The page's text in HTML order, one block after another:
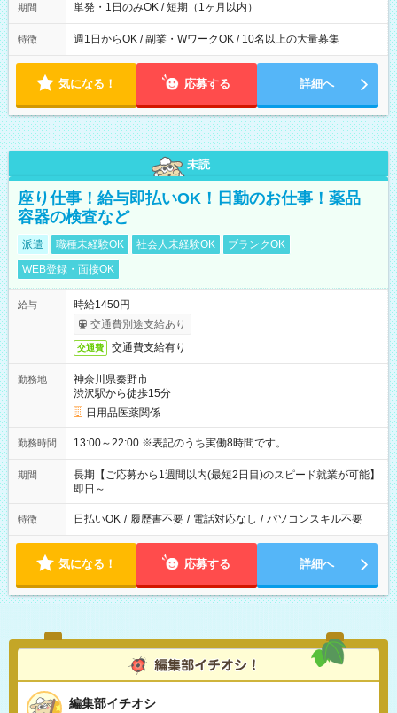
期間 単発・1日のみOK / 短期（1ヶ月以内）
特徴 週1日からOK / 副業・WワークOK / 10名以上の大量募集
気になる！ 応募する 詳細へ
未読
座り仕事！給与即払いOK！日勤のお仕事！薬品
容器の検査など
派遣 職種未経験OK 社会人未経験OK
ブランクOK
WEB登録・面接OK
給与
時給1450円
交通費別途支給あり
交通費 交通費支給有り
勤務地
神奈川県秦野市
渋沢駅から徒歩15分
日用品医薬関係
勤務時間 13:00～22:00 ※表記のうち実働8時間です。
期間
長期【ご応募から1週間以内(最短2日目)のスピード就業が可能】
即日～
特徴 日払いOK / 履歴書不要 / 電話対応なし / パソコンスキル不要
気になる！ 応募する 詳細へ
編集部イチオシ